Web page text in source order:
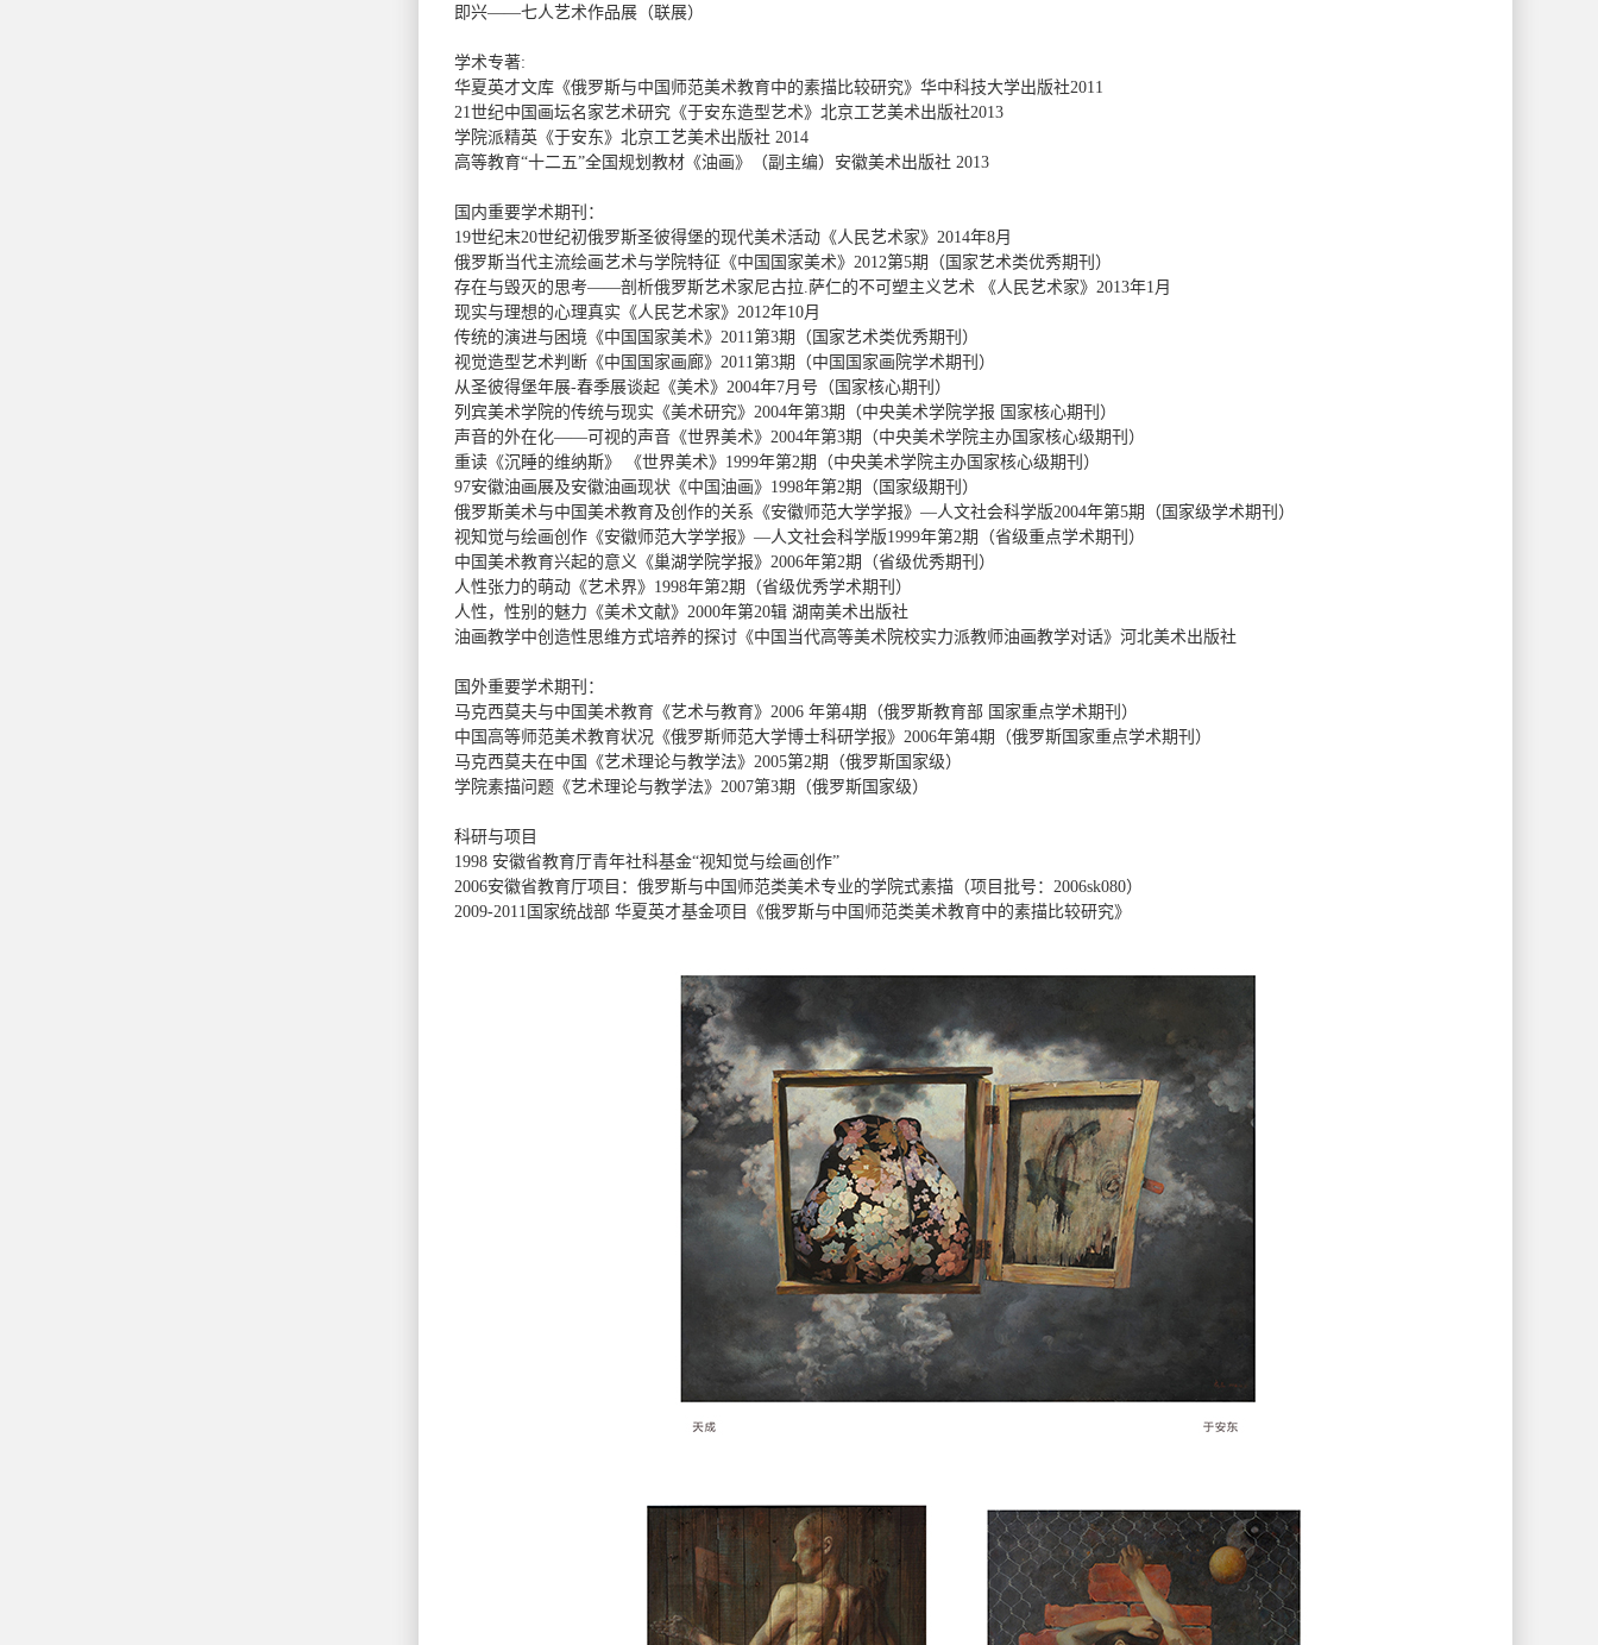
即兴——七人艺术作品展（联展）
学术专著:
华夏英才文库《俄罗斯与中国师范美术教育中的素描比较研究》华中科技大学出版社2011
21世纪中国画坛名家艺术研究《于安东造型艺术》北京工艺美术出版社2013
学院派精英《于安东》北京工艺美术出版社 2014
高等教育“十二五”全国规划教材《油画》（副主编）安徽美术出版社 2013
国内重要学术期刊：
19世纪末20世纪初俄罗斯圣彼得堡的现代美术活动《人民艺术家》2014年8月
俄罗斯当代主流绘画艺术与学院特征《中国国家美术》2012第5期（国家艺术类优秀期刊）
存在与毁灭的思考——剖析俄罗斯艺术家尼古拉.萨仁的不可塑主义艺术 《人民艺术家》2013年1月
现实与理想的心理真实《人民艺术家》2012年10月
传统的演进与困境《中国国家美术》2011第3期（国家艺术类优秀期刊）
视觉造型艺术判断《中国国家画廊》2011第3期（中国国家画院学术期刊）
从圣彼得堡年展-春季展谈起《美术》2004年7月号（国家核心期刊）
列宾美术学院的传统与现实《美术研究》2004年第3期（中央美术学院学报 国家核心期刊）
声音的外在化——可视的声音《世界美术》2004年第3期（中央美术学院主办国家核心级期刊）
重读《沉睡的维纳斯》 《世界美术》1999年第2期（中央美术学院主办国家核心级期刊）
97安徽油画展及安徽油画现状《中国油画》1998年第2期（国家级期刊）
俄罗斯美术与中国美术教育及创作的关系《安徽师范大学学报》—人文社会科学版2004年第5期（国家级学术期刊）
视知觉与绘画创作《安徽师范大学学报》—人文社会科学版1999年第2期（省级重点学术期刊）
中国美术教育兴起的意义《巢湖学院学报》2006年第2期（省级优秀期刊）
人性张力的萌动《艺术界》1998年第2期（省级优秀学术期刊）
人性，性别的魅力《美术文献》2000年第20辑 湖南美术出版社
油画教学中创造性思维方式培养的探讨《中国当代高等美术院校实力派教师油画教学对话》河北美术出版社
国外重要学术期刊：
马克西莫夫与中国美术教育《艺术与教育》2006 年第4期（俄罗斯教育部 国家重点学术期刊）
中国高等师范美术教育状况《俄罗斯师范大学博士科研学报》2006年第4期（俄罗斯国家重点学术期刊）
马克西莫夫在中国《艺术理论与教学法》2005第2期（俄罗斯国家级）
学院素描问题《艺术理论与教学法》2007第3期（俄罗斯国家级）
科研与项目
1998 安徽省教育厅青年社科基金“视知觉与绘画创作”
2006安徽省教育厅项目：俄罗斯与中国师范类美术专业的学院式素描（项目批号：2006sk080）
2009-2011国家统战部 华夏英才基金项目《俄罗斯与中国师范类美术教育中的素描比较研究》